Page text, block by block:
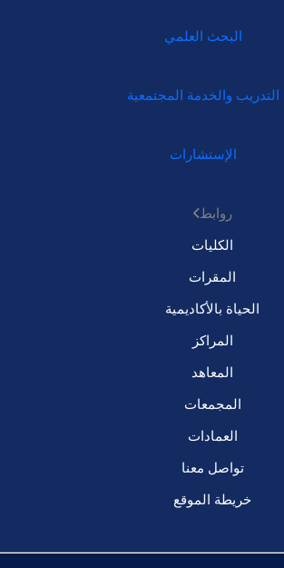
البحث العلمي
التدريب والخدمة المجتمعية
الإستشارات
روابط
الكليات
المقرات
الحياة بالأكاديمية
المراكز
المعاهد
المجمعات
العمادات
تواصل معنا
خريطة الموقع